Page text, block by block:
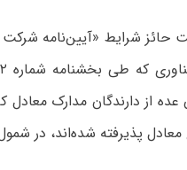
پذیرفته‌ شده‌اند، در